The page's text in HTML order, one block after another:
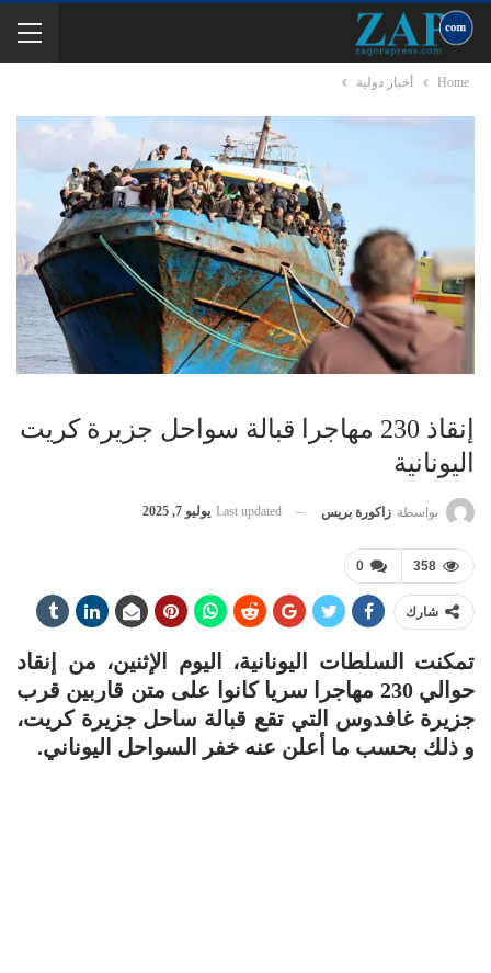
Home أخبار دولية
إنقاذ 230 مهاجرا قبالة سواحل جزيرة كريت
اليونانية
بواسطة زاكورة بريس Last updated يوليو 7, 2025
0 358
شارك
تمكنت السلطات اليونانية، اليوم الإثنين، من إنقاد
حوالي 230 مهاجرا سريا كانوا على متن قاربين قرب
جزيرة غافدوس التي تقع قبالة ساحل جزيرة كريت،
و ذلك بحسب ما أعلن عنه خفر السواحل اليوناني.